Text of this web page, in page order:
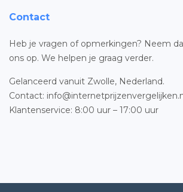
Contact
Heb je vragen of opmerkingen? Neem
ons op. We helpen je graag verder.
Gelanceerd vanuit Zwolle, Nederland.
Contact:
Klantenservice: 8:00 uur – 17:00 uur